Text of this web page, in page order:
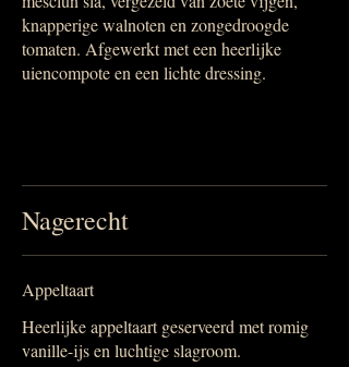
knapperige walnoten en zongedroogde
tomaten. Afgewerkt met een heerlijke
uiencompote en een lichte dressing.
Nagerecht
Appeltaart
Heerlijke appeltaart geserveerd met romig
vanille-ijs en luchtige slagroom.